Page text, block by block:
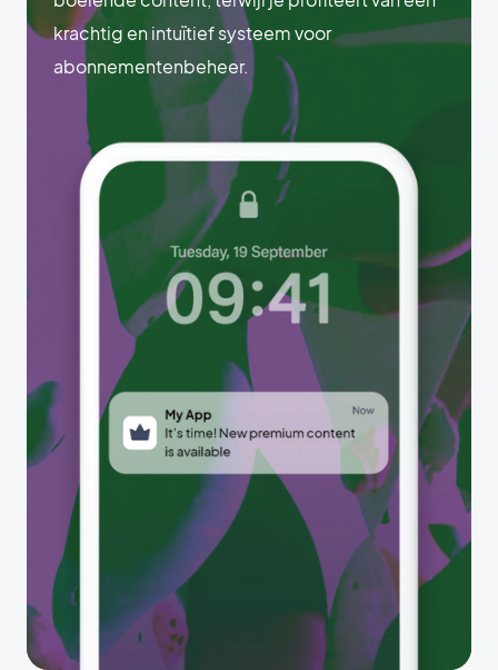
krachtig en intuïtief systeem voor
abonnementenbeheer.